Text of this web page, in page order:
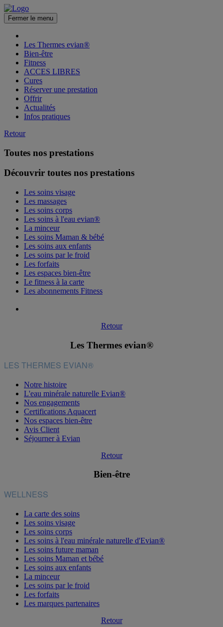
Fermer le menu
Les Thermes evian®
Bien-être
Fitness
ACCES LIBRES
Cures
Réserver une prestation
Offrir
Actualités
Infos pratiques
Retour
Toutes nos prestations
Découvrir toutes nos prestations
Les soins visage
Les massages
Les soins corps
Les soins à l'eau evian®
La minceur
Les soins Maman & bébé
Les soins aux enfants
Les soins par le froid
Les forfaits
Les espaces bien-être
Le fitness à la carte
Les abonnements Fitness
Retour
Les Thermes evian®
LES THERMES EVIAN®
Notre histoire
L'eau minérale naturelle Evian®
Nos engagements
Certifications Aquacert
Nos espaces bien-être
Avis Client
Séjourner à Evian
Retour
Bien-être
WELLNESS
La carte des soins
Les soins visage
Les soins corps
Les soins à l'eau minérale naturelle d'Evian®
Les soins future maman
Les soins Maman et bébé
Les soins aux enfants
La minceur
Les soins par le froid
Les forfaits
Les marques partenaires
Retour